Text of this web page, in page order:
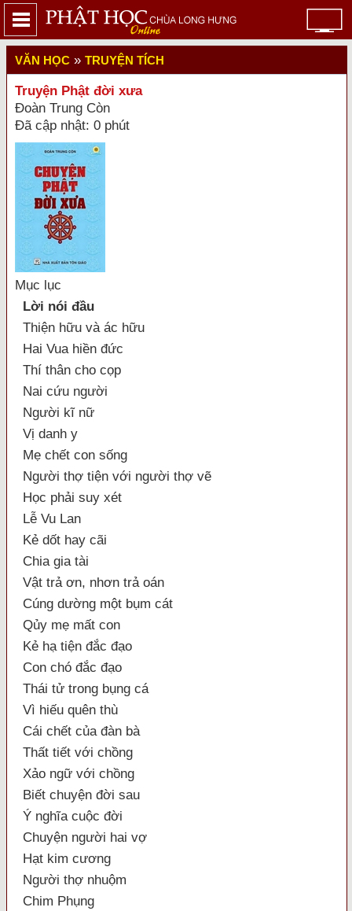
VĂN HỌC » TRUYỆN TÍCH
Truyện Phật đời xưa
Đoàn Trung Còn
Đã cập nhật: 0 phút
Mục lục
Lời nói đầu
Thiện hữu và ác hữu
Hai Vua hiền đức
Thí thân cho cọp
Nai cứu người
Người kĩ nữ
Vị danh y
Mẹ chết con sống
Người thợ tiện với người thợ vẽ
Học phải suy xét
Lễ Vu Lan
Kẻ dốt hay cãi
Chia gia tài
Vật trả ơn, nhơn trả oán
Cúng dường một bụm cát
Qủy mẹ mất con
Kẻ hạ tiện đắc đạo
Con chó đắc đạo
Thái tử trong bụng cá
Vì hiếu quên thù
Cái chết của đàn bà
Thất tiết với chồng
Xảo ngữ với chồng
Biết chuyện đời sau
Ý nghĩa cuộc đời
Chuyện người hai vợ
Hạt kim cương
Người thợ nhuộm
Chim Phụng